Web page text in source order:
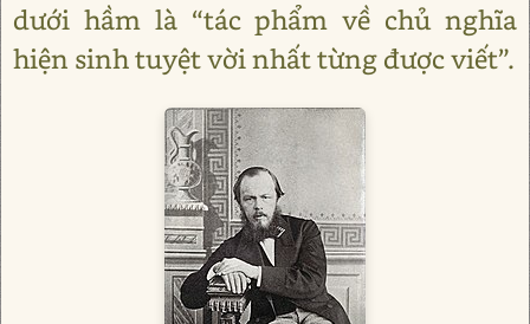
dưới hầm là “tác phẩm về chủ nghĩa
hiện sinh tuyệt vời nhất từng được viết”.